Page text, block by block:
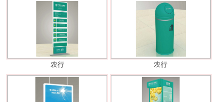
农行 农行